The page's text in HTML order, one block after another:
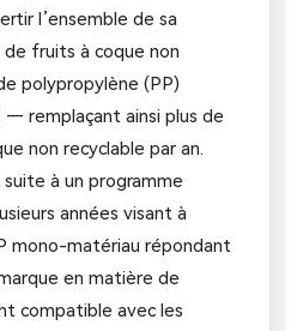
l’ensemble de sa
fruits à coque non
polypropylène (PP)
— remplaçant ainsi plus de
non recyclable par an.
à un programme
années visant à
mono-matériau répondant
en matière de
compatible avec les